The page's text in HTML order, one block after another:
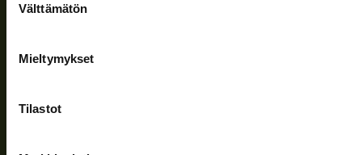
valinta
Välttämätön
Mieltymykset
Tilastot